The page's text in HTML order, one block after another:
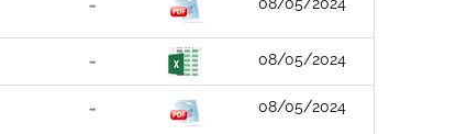
08/05/2024
08/05/2024
08/05/2024